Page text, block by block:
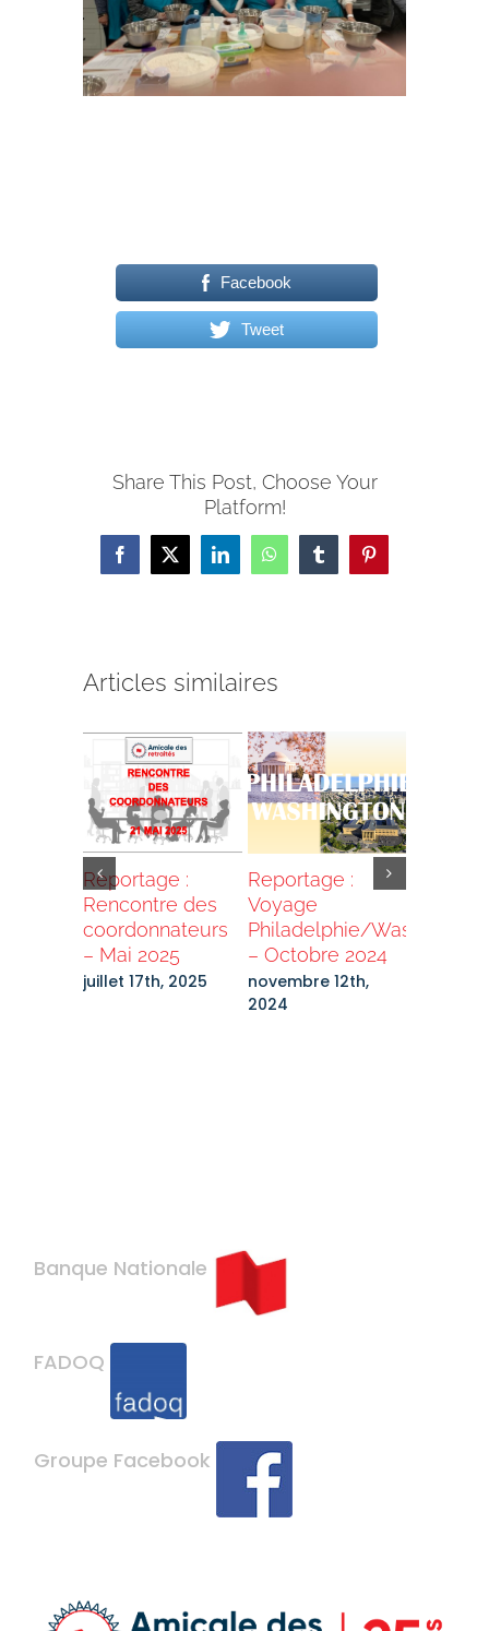
Facebook
Tweet
Share This Post, Choose Your
Platform!
Facebook
X LinkedInWhatsAppTumblrPinterest
Articles similaires
Reportage :
Rencontre des
coordonnateurs
– Mai 2025
juillet 17th, 2025
Reportage :
Voyage
Philadelphie/Washington
– Octobre 2024
novembre 12th,
2024
Banque Nationale
FADOQ
Groupe Facebook